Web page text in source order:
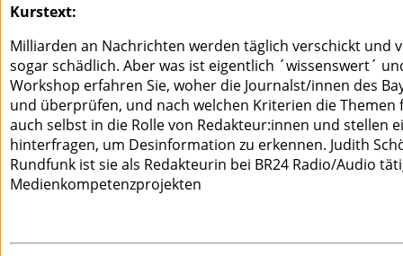
Kurstext:
Milliarden an Nachrichten werden täglich verschickt und
sogar schädlich. Aber was ist eigentlich ´wissenswert´
Workshop erfahren Sie, woher die Journalst/innen des
und überprüfen, und nach welchen Kriterien die
auch selbst in die Rolle von Redakteur:innen und stellen
hinterfragen, um Desinformation zu erkennen. Judith
Rundfunk ist sie als Redakteurin bei BR24 Radio/Audio
Medienkompetenzprojekten